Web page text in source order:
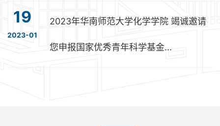
19
2023-01
2023年华南师范大学化学学院 竭诚邀请
您申报国家优秀青年科学基金...